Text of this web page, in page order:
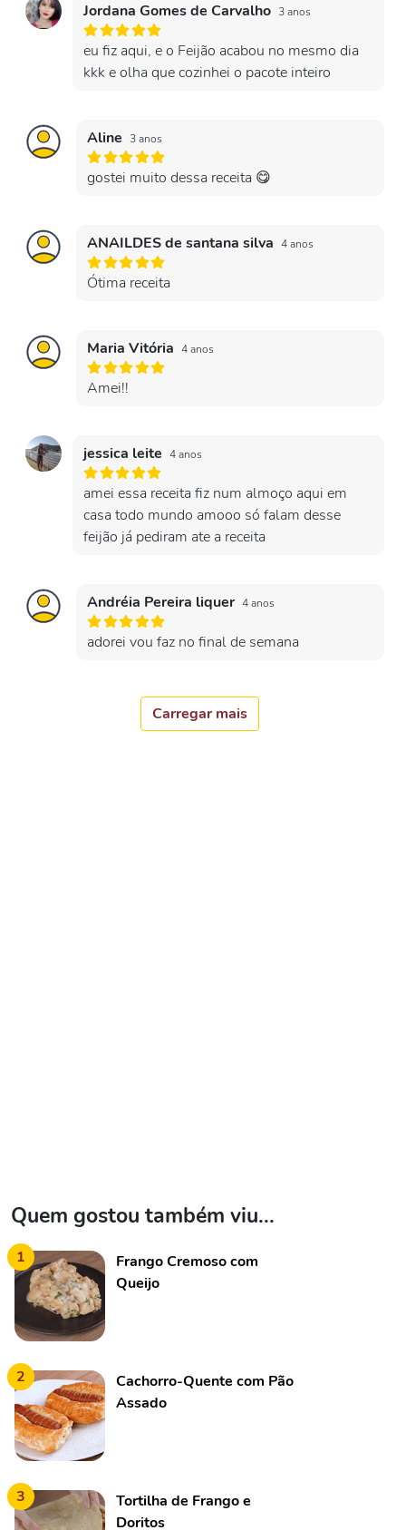
Jordana Gomes de Carvalho 3 anos
eu fiz aqui, e o Feijão acabou no mesmo dia
kkk e olha que cozinhei o pacote inteiro
Aline 3 anos
gostei muito dessa receita 😋
ANAILDES de santana silva 4 anos
Ótima receita
Maria Vitória 4 anos
Amei!!
jessica leite 4 anos
amei essa receita fiz num almoço aqui em
casa todo mundo amooo só falam desse
feijão já pediram ate a receita
Andréia Pereira liquer 4 anos
adorei vou faz no final de semana
Carregar mais
Quem gostou também viu...
1
Frango Cremoso com
Queijo
2
Cachorro-Quente com Pão
Assado
3
Tortilha de Frango e
Doritos